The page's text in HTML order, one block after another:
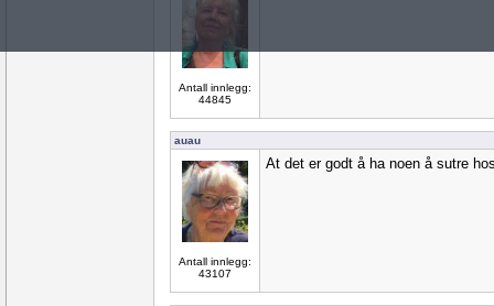
Antall innlegg:
44845
auau
Antall innlegg:
43107
At det er godt å ha noen å sutre